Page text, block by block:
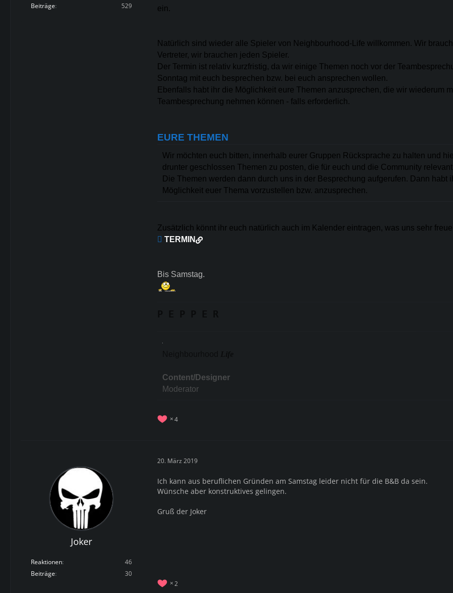
Beiträge
529 ein.
Natürlich sind wieder alle Spieler von Neighbourhood-Life willkommen. Wir
Vertreter, wir brauchen jeden Spieler.
Der Termin ist relativ kurzfristig, da wir einige Themen noch vor der
Sonntag mit euch besprechen bzw. bei euch ansprechen wollen.
Ebenfalls habt ihr die Möglichkeit eure Themen anzusprechen, die wir wiederum
Teambesprechung nehmen können - falls erforderlich.
EURE THEMEN
Wir möchten euch bitten, innerhalb eurer Gruppen Rücksprache zu halten und
drunter geschlossen Themen zu posten, die für euch und die Community
Die Themen werden dann durch uns in der Besprechung aufgerufen. Dann habt
Möglichkeit euer Thema vorzustellen bzw. anzusprechen.
Zusätzlich könnt ihr euch natürlich auch im Kalender eintragen, was uns sehr
 TERMIN
Bis Samstag.
Content/Designer
Moderator
4
Joker
Reaktionen
46
Beiträge
30
20. März 2019
Ich kann aus beruflichen Gründen am Samstag leider nicht für die B&B da sein.
Wünsche aber konstruktives gelingen.
Gruß der Joker
2